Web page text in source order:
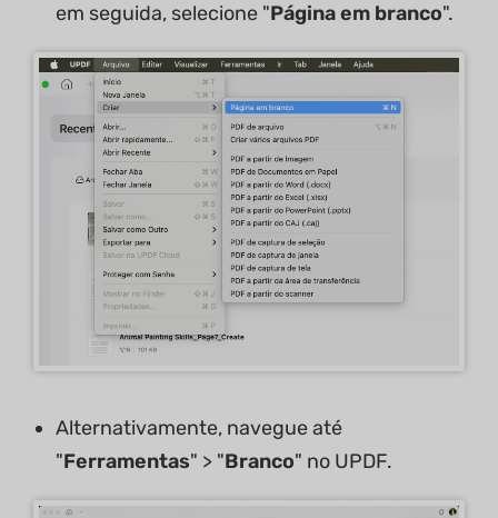
em seguida, selecione "Página em branco".
Alternativamente, navegue até
"Ferramentas" > "Branco" no UPDF.